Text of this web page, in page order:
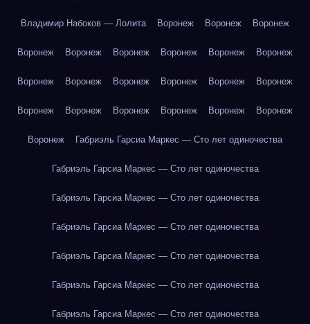
Владимир Набоков — Лолита Воронеж Воронеж Воронеж
Воронеж Воронеж Воронеж Воронеж Воронеж Воронеж
Воронеж Воронеж Воронеж Воронеж Воронеж Воронеж
Воронеж Воронеж Воронеж Воронеж Воронеж Воронеж
Воронеж Габриэль Гарсиа Маркес — Сто лет одиночества
Габриэль Гарсиа Маркес — Сто лет одиночества
Габриэль Гарсиа Маркес — Сто лет одиночества
Габриэль Гарсиа Маркес — Сто лет одиночества
Габриэль Гарсиа Маркес — Сто лет одиночества
Габриэль Гарсиа Маркес — Сто лет одиночества
Габриэль Гарсиа Маркес — Сто лет одиночества